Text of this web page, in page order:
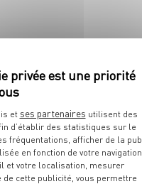
de poulet
barbecue au
et ses partenaires utilisent des
d’établir des statistiques sur le
fréquentations, afficher de la
en fonction de votre navigation,
et votre localisation, mesurer
de cette publicité, vous permettre